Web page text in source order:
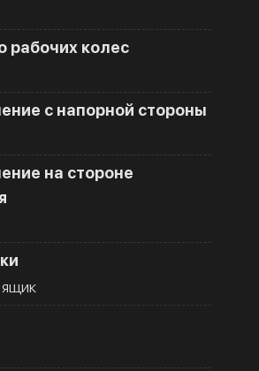
рабочих колес
с напорной стороны
на стороне